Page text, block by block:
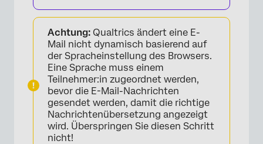
Achtung: Qualtrics ändert eine E-
Mail nicht dynamisch basierend auf
der Spracheinstellung des Browsers.
Eine Sprache muss einem
Teilnehmer:in zugeordnet werden,
bevor die E-Mail-Nachrichten
gesendet werden, damit die richtige
Nachrichtenübersetzung angezeigt
wird. Überspringen Sie diesen Schritt
nicht!